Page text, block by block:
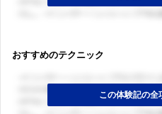
おすすめのテクニック